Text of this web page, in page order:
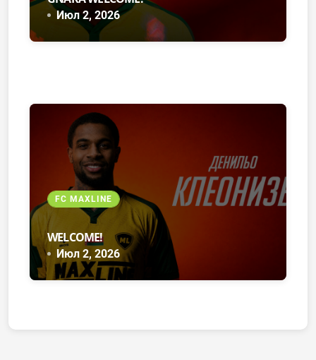
Июл 2, 2026
FC MAXLINE
WELCOME!
Июл 2, 2026